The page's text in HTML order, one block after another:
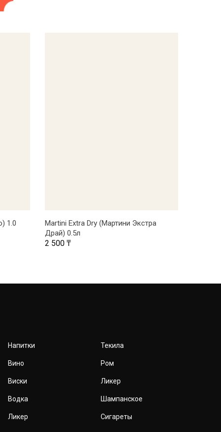
1.0 В КОРЗИНУ
Martini Extra Dry (Мартини Экстра
Драй) 0.5л
2 500 ₸
Напитки
Вино
Виски
Водка
Ликер
Текила
Ром
Ликер
Шампанское
Сигареты